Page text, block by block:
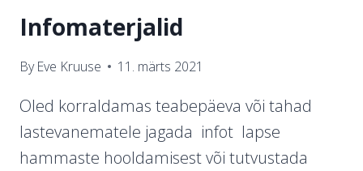
Infomaterjalid
By Eve Kruuse 11. märts 2021
Oled korraldamas teabepäeva või tahad
lastevanematele jagada infot lapse
hammaste hooldamisest või tutvustada